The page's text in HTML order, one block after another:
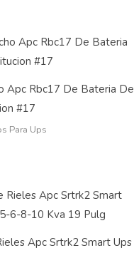
Apc Rbc17 De Bateria De
#17
Para Ups
Apc Srtrk2 Smart Ups